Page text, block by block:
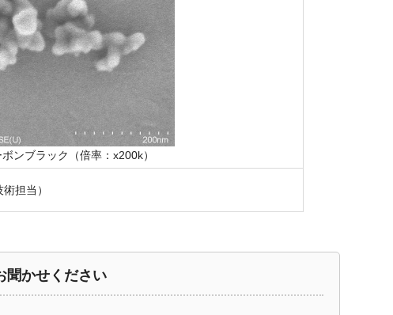
ンブラック（倍率：x200k）
担当）
聞かせください